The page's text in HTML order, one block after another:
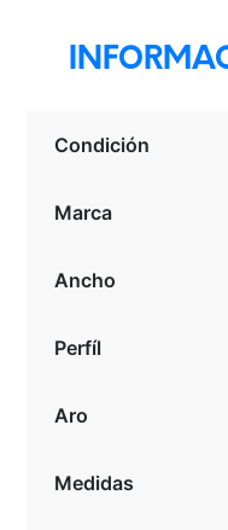
Condición
Marca
Ancho
Perfíl
Aro
Medidas